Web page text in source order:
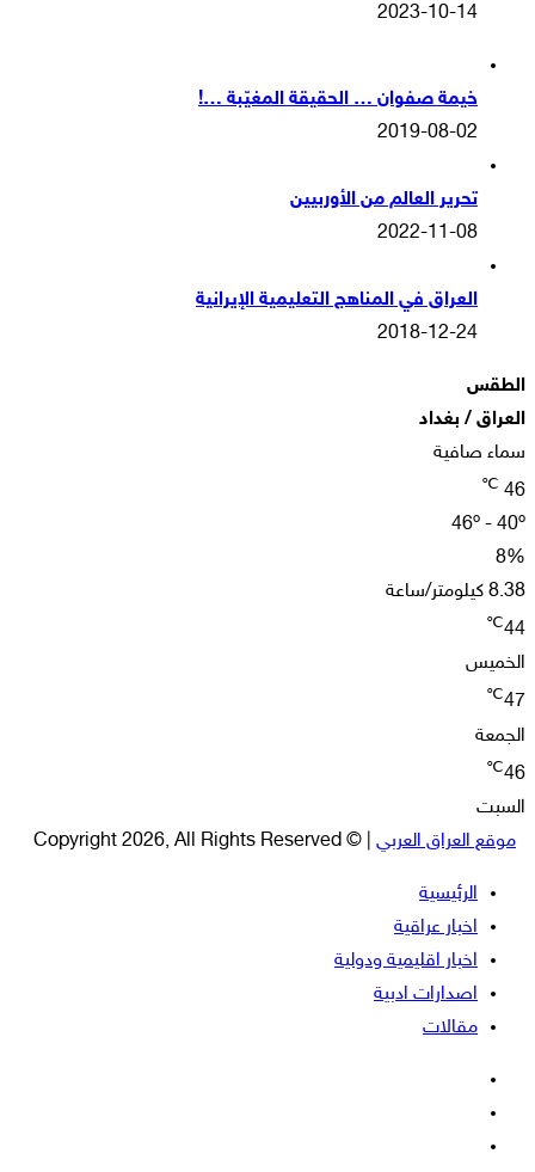
2023-10-14
خيمة صفوان … الحقيقة المغيّبة …!
2019-08-02
تحرير العالم من الأوربيين
2022-11-08
العراق في المناهج التعليمية الإيرانية
2018-12-24
الطقس
العراق / بغداد
سماء صافية
46
℃
46º - 40º
8%
8.38 كيلومتر/ساعة
44
℃
الخميس
47
℃
الجمعة
46
℃
السبت
موقع العراق العربي | © Copyright 2026, All Rights Reserved
الرئيسية
اخبار عراقية
اخبار اقليمية ودولية
اصدارات ادبية
مقالات